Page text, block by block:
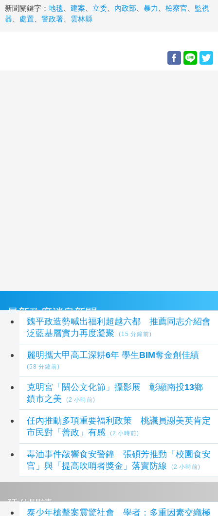
新聞關鍵字： 地毯 建案 立委 內政部 暴力 檢察官
監視
器
處置 警政署 雲林縣
最新政府消息新聞
魏平政造勢喊出福利超越六都 推薦同志介紹會
泛藍基層實力再度凝聚
(15 分鐘前)
麗明攜大甲高工深耕6年 學生BIM奪金創佳績
(58 分鐘前)
克明宮「關公文化節」攝影展 彰顯南投13鄉
鎮市之美
(2 小時前)
任內推動多項重要福利政策 桃議員謝美英肯定
市民對「善政」有感
(2 小時前)
毒油事件敲響食安警鐘 張碩芳推動「校園食安
官」與「提高吹哨者獎金」落實防線
(2 小時前)
延伸閱讀
泰少年槍擊案震驚社會 學者：多重因素交織極